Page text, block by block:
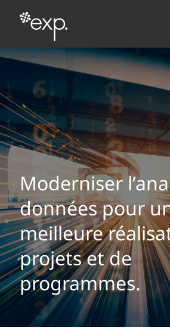
Moderniser
données pour
meilleure
projets et de
programmes.